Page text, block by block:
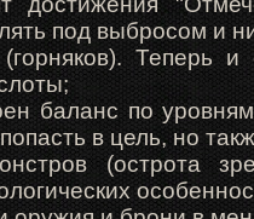
под выбросом и
(горняков).
баланс по
в цель, но
(острота